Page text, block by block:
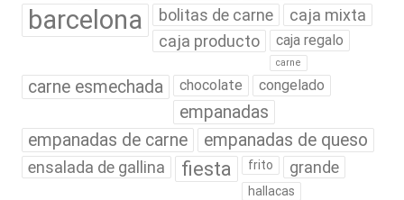
barcelona bolitas de carne
caja mixta
caja producto
caja regalo
carne
carne esmechada chocolate congelado
empanadas
empanadas de carne
empanadas de queso
ensalada de gallina fiesta frito grande
hallacas